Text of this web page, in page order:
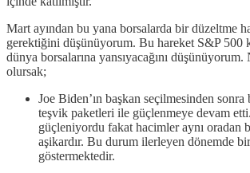
Mart ayından bu yana borsalarda bir düzeltme
gerektiğini düşünüyorum. Bu hareket S&P 500
dünya borsalarına yansıyacağını
olursak;
Joe Biden’ın başkan seçilmesinden
teşvik paketleri ile güçlenmeye devam
güçleniyordu fakat hacimler aynı oradan
aşikardır. Bu durum ilerleyen dönemde
göstermektedir.